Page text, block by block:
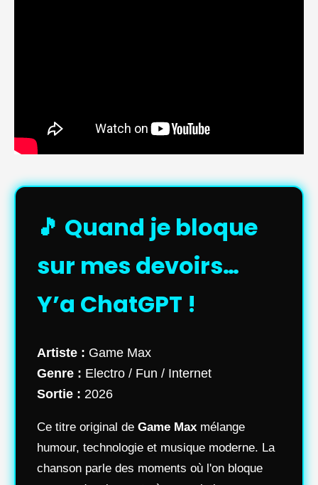
🎵 Quand je bloque
sur mes devoirs…
Y’a ChatGPT !
Artiste : Game Max
Genre : Electro / Fun / Internet
Sortie : 2026
Ce titre original de Game Max mélange
humour, technologie et musique moderne. La
chanson parle des moments où l'on bloque